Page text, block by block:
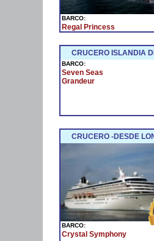
BARCO:
Regal Princess
CRUCERO ISLANDIA
BARCO:
Seven Seas
Grandeur
CRUCERO -DESDE
BARCO:
Crystal Symphony